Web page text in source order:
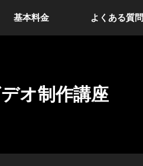
基本料金 よくある質問
オ制作講座